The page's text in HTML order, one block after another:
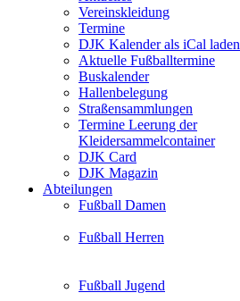
Vereinskleidung
Termine
DJK Kalender als iCal laden
Aktuelle Fußballtermine
Buskalender
Hallenbelegung
Straßensammlungen
Termine Leerung der
Kleidersammelcontainer
DJK Card
DJK Magazin
Abteilungen
Fußball Damen
Fußball Herren
Fußball Jugend